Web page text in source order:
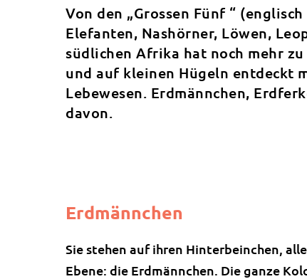
Von den „Grossen Fünf “
Elefanten, Nashörner, Löwen,
südlichen Afrika hat noch mehr
und auf kleinen Hügeln entdeckt
Lebewesen. Erdmännchen,
davon.
Erdmännchen
Sie stehen auf ihren Hinterbeinchen,
Ebene: die Erdmännchen. Die ganze